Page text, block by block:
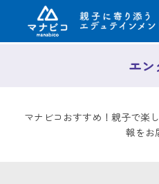
エン
マナビコおすすめ！親子で楽
報をお